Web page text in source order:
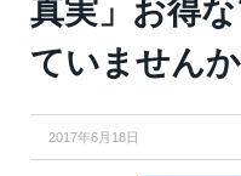
真実」お得
ていません
2017年6月18日